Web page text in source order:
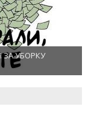
ЗА УБОРКУ